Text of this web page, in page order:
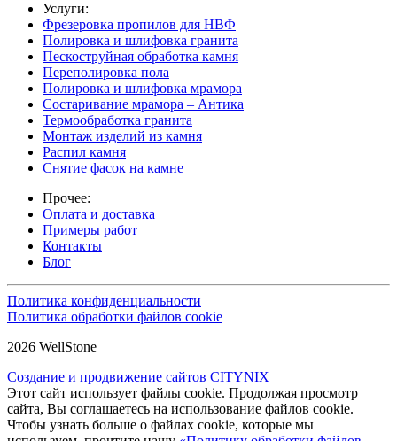
Услуги:
Фрезеровка пропилов для НВФ
Полировка и шлифовка гранита
Пескоструйная обработка камня
Переполировка пола
Полировка и шлифовка мрамора
Состаривание мрамора – Антика
Термообработка гранита
Монтаж изделий из камня
Распил камня
Снятие фасок на камне
Прочее:
Оплата и доставка
Примеры работ
Контакты
Блог
Политика конфиденциальности
Политика обработки файлов cookie
2026 WellStone
Создание и продвижение сайтов CITYNIX
Этот сайт использует файлы cookie. Продолжая просмотр
сайта, Вы соглашаетесь на использование файлов cookie.
Чтобы узнать больше о файлах cookie, которые мы